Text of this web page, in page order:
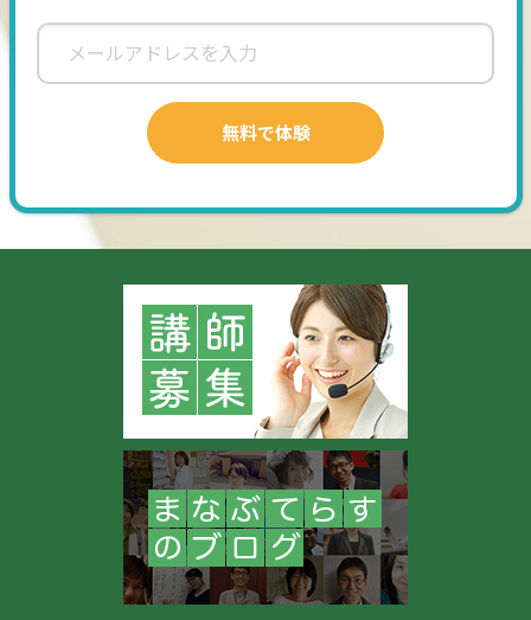
ホスピタルコンシェルジュ3級合格
運転免許証 普通取得